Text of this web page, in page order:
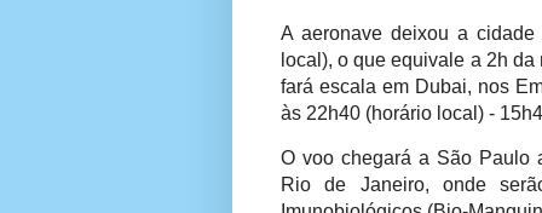
A aeronave deixou a
local), o que equivale a 2h
fará escala em Dubai, nos
às 22h40 (horário local) -
O voo chegará a São Paulo
Rio de Janeiro, onde